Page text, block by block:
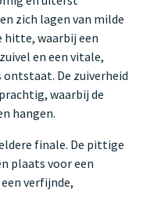
zich lagen van milde
hitte, waarbij een
en een vitale,
De zuiverheid
waarbij de
hangen.
finale. De pittige
plaats voor een
verfijnde,